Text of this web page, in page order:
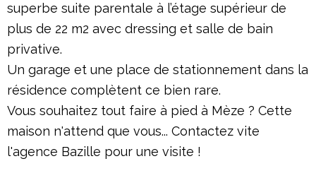
superbe suite parentale à l’étage supérieur de
plus de 22 m2 avec dressing et salle de bain
privative.
Un garage et une place de stationnement dans la
résidence complètent ce bien rare.
Vous souhaitez tout faire à pied à Mèze ? Cette
maison n'attend que vous... Contactez vite
l'agence Bazille pour une visite !